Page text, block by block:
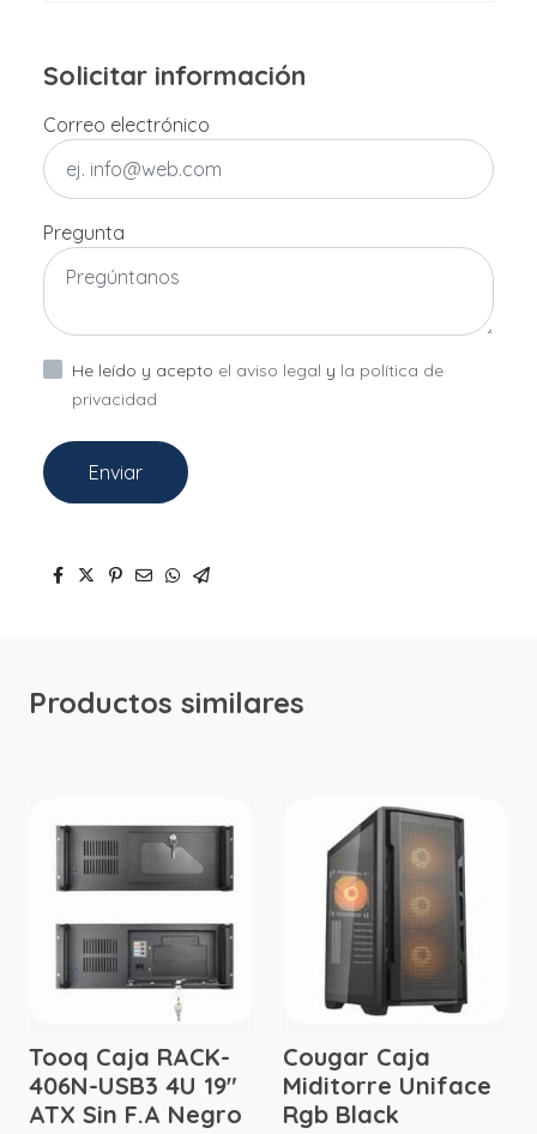
Solicitar información
Correo electrónico
Pregunta
He leído y acepto el aviso legal y la política de
privacidad
Enviar
Productos similares
Tooq Caja RACK-
406N-USB3 4U 19"
ATX Sin F.A Negro
Cougar Caja
Miditorre Uniface
Rgb Black